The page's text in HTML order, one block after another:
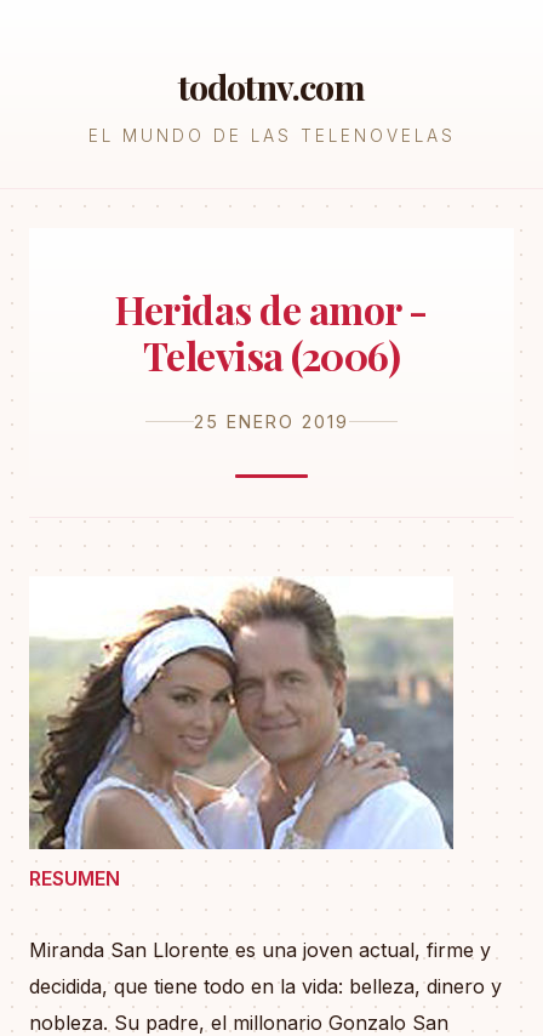
todotnv.com
EL MUNDO DE LAS TELENOVELAS
Heridas de amor -
Televisa (2006)
25 ENERO 2019
RESUMEN
Miranda San Llorente es una joven actual, firme y
decidida, que tiene todo en la vida: belleza, dinero y
nobleza. Su padre, el millonario Gonzalo San